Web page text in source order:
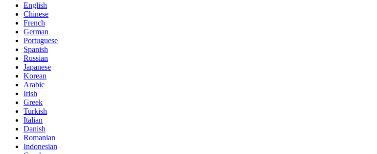
English
Chinese
French
German
Portuguese
Spanish
Russian
Japanese
Korean
Arabic
Irish
Greek
Turkish
Italian
Danish
Romanian
Indonesian